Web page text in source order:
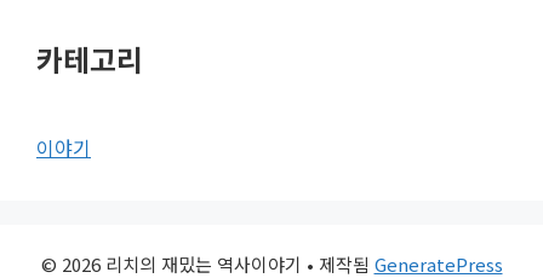
카테고리
이야기
© 2026 리치의 재밌는 역사이야기 • 제작됨 GeneratePress